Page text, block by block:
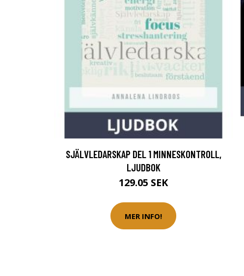
SJÄLVLEDARSKAP DEL 1 MINNESKONTROLL,
LJUDBOK
129.05 SEK
MER INFO!